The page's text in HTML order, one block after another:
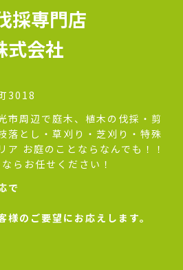
採専門店
式会社
3018
市周辺で庭木、植木の伐採・剪
落とし・草刈り・芝刈り・特殊
ア お庭のことならなんでも！！
らお任せください！
で
のご要望にお応えします。